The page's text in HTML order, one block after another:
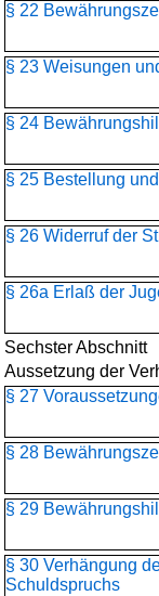
§ 22
§ 23 Weisungen
§ 24
§ 25 Bestellung
§ 26 Widerruf der
§ 26a Erlaß der
Sechster Abschnitt
Aussetzung der
§ 27
§ 28
§ 29
§ 30 Verhängung
Schuldspruchs